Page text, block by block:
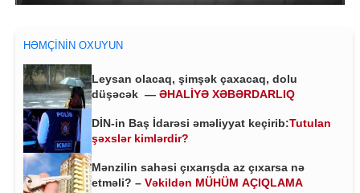
HƏMÇININ OXUYUN
Leysan olacaq, şimşək çaxacaq, dolu
düşəcək — ƏHALİYƏ XƏBƏRDARLIQ
DİN-in Baş İdarəsi əməliyyat keçirib:Tutulan
şəxslər kimlərdir?
Mənzilin sahəsi çıxarışda az çıxarsa nə
etməli? – Vəkildən MÜHÜM AÇIQLAMA